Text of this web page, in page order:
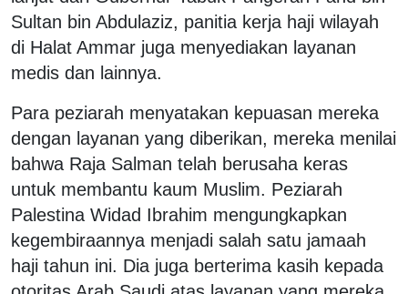
Sultan bin Abdulaziz, panitia kerja haji wilayah
di Halat Ammar juga menyediakan layanan
medis dan lainnya.
Para peziarah menyatakan kepuasan mereka
dengan layanan yang diberikan, mereka menilai
bahwa Raja Salman telah berusaha keras
untuk membantu kaum Muslim. Peziarah
Palestina Widad Ibrahim mengungkapkan
kegembiraannya menjadi salah satu jamaah
haji tahun ini. Dia juga berterima kasih kepada